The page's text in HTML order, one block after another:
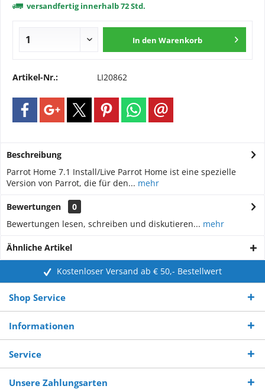
versandfertig innerhalb 72 Std.
In den Warenkorb
Artikel-Nr.: LI20862
Beschreibung
Parrot Home 7.1 Install/Live Parrot Home ist eine spezielle
Version von Parrot, die für den... mehr
Bewertungen
0
Bewertungen lesen, schreiben und diskutieren... mehr
Ähnliche Artikel
Kostenloser Versand ab € 50,- Bestellwert
Shop Service
Informationen
Service
Unsere Zahlungsarten